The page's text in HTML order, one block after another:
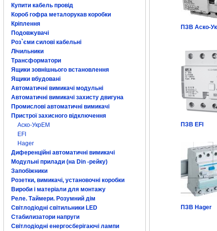
Купити кабель провід
Короб гофра металорукав коробки
Кріплення
Подовжувачі
Роз`єми силові кабельні
Лічильники
Трансформатори
Ящики зовнішнього встановлення
Ящики вбудовані
Автоматичні вимикачі модульні
Автоматичні вимикачі захисту двигуна
Промислові автоматичні вимикачі
Пристрої захисного відключення
Аско-УкрЕМ
EFI
Hager
Диференційні автоматичні вимикачі
Модульні прилади (на Din -рейку)
Запобіжники
Розетки, вимикачі, установочні коробки
Вироби і матеріали для монтажу
Реле. Таймери. Розумний дім
Світлодіодні світильники LED
Стабилизатори напруги
Світлодіодні енергосберігаючі лампи
ПЗВ Аско-
ПЗВ EFI
ПЗВ Hager